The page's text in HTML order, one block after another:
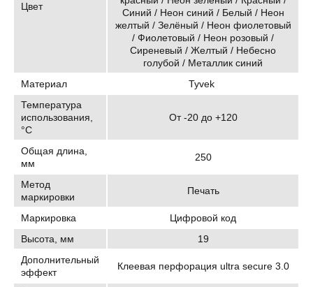
Цвет
Синий / Неон синий / Белый / Неон
желтый / Зелёный / Неон фиолетовый
/ Фиолетовый / Неон розовый /
Сиреневый / Желтый / Небесно
голубой / Металлик синий
Материал
Tyvek
Температура
использования,
°C
От -20 до +120
Общая длина,
мм
250
Метод
маркировки
Печать
Маркировка
Цифровой код
Высота, мм
19
Дополнительный
эффект
Клеевая перфорация ultra secure 3.0